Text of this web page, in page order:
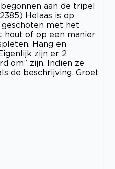
aan de tripel
Helaas is op
met het
hout of op een manier
Hang en
zijn er 2
om” zijn. Indien ze
de beschrijving. Groet